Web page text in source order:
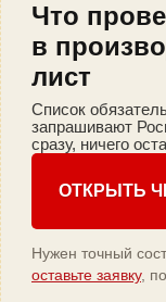
Что
в
лист
Список
запрашивают
сразу, ничего
ОТКРЫТЬ
Нужен точный
оставьте заявку,